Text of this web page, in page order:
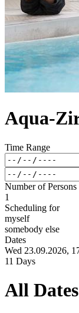
Aqua-
Time Range
Number of Persons
1
Scheduling for
myself
somebody else
Dates
Wed 23.09.2026,
11 Days
All Dates